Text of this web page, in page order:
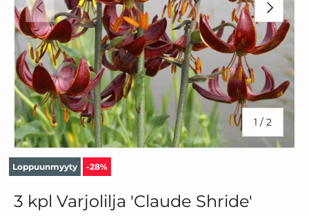
EDELLINEN
1 / /2
Loppuunmyyty -28%
3 kpl Varjolilja 'Claude Shride'